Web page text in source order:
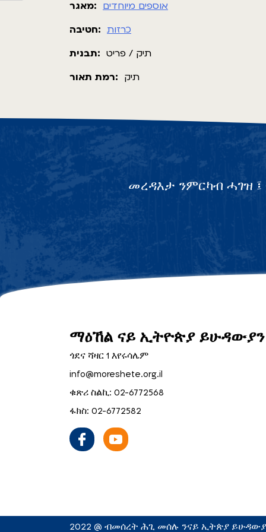
מאגר: אוספים מיוחדים
חטיבה: כרזות
תבנית: תיק / פריט
רמת תאור: תיק
መረዳእታ ንምርካብ ሓገዝ ፤
ማዕኸል ናይ ኢትዮጵያ ይሁዳውያን
ጎደና ሻዛር 1 እየሩሳሌም
info@moreshete.org.il
ቁጽሪ ስልኪ: 02-6772568
ፋክስ: 02-6772582
2022 @ ብመሰረት ሕጊ መሰሉ ንናይ ኢትጵያ